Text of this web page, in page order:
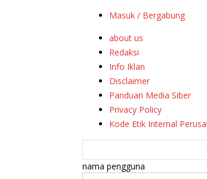
Masuk / Bergabung
about us
Redaksi
Info Iklan
Disclaimer
Panduan Media Siber
Privacy Policy
Kode Etik Internal
nama pengguna